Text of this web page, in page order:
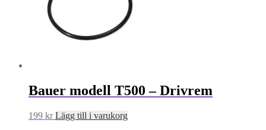
Bauer modell T500 – Drivrem
199 kr Lägg till i varukorg